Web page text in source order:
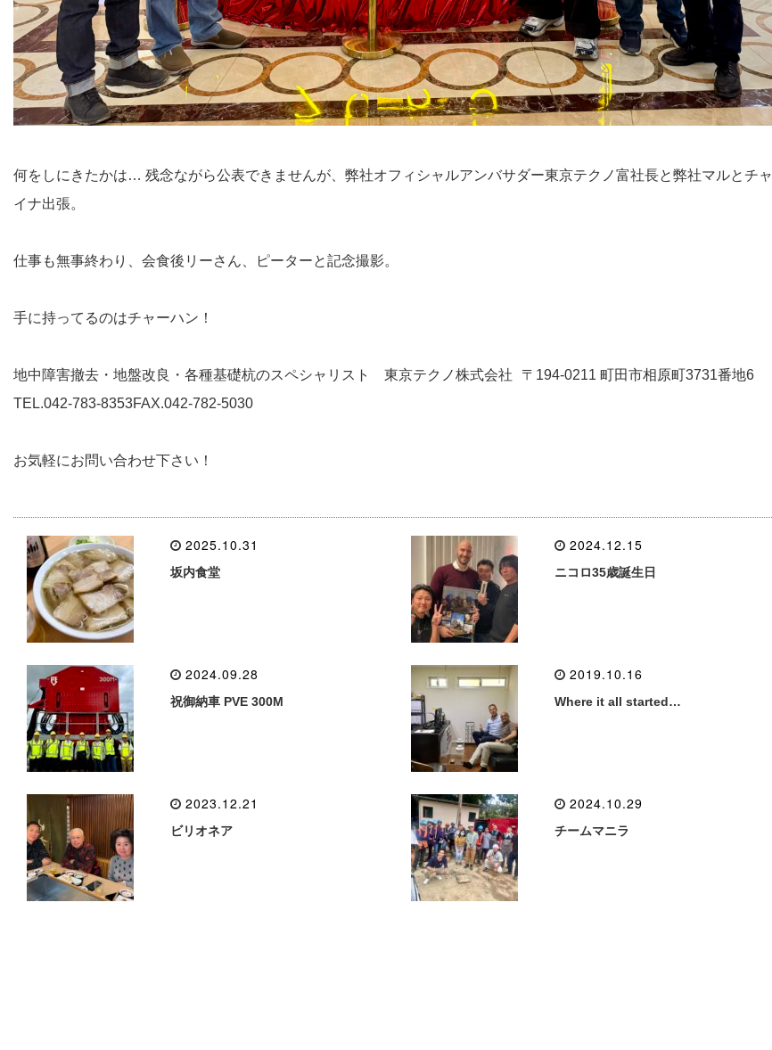
何をしにきたかは… 残念ながら公表できませんが、弊社オフィシャルアンバサダー東京テクノ富社長と弊社マルとチャ
イナ出張。
仕事も無事終わり、会食後リーさん、ピーターと記念撮影。
手に持ってるのはチャーハン！
地中障害撤去・地盤改良・各種基礎杭のスペシャリスト 東京テクノ株式会社 〒194-0211 町⽥市相原町3731番地6
TEL.042-783-8353FAX.042-782-5030
お気軽にお問い合わせ下さい！
2025.10.31
坂内食堂
2024.12.15
ニコロ35歳誕生日
2024.09.28
祝御納車 PVE 300M
2019.10.16
Where it all started…
2023.12.21
ビリオネア
2024.10.29
チームマニラ